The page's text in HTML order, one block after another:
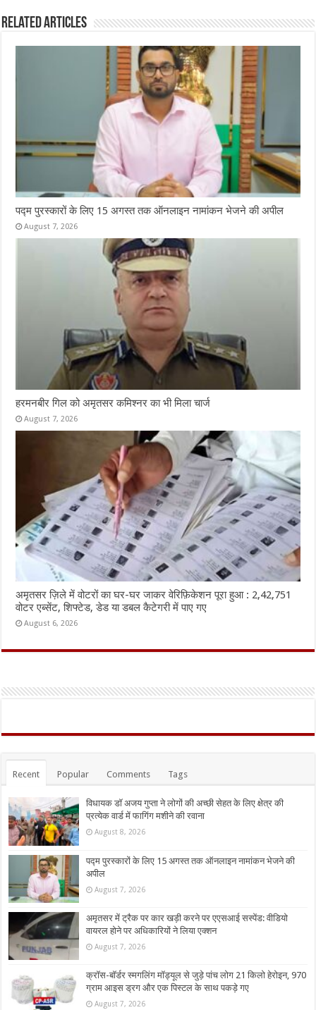
Related Articles
पद्म पुरस्कारों के लिए 15 अगस्त तक ऑनलाइन नामांकन भेजने की अपील
August 7, 2026
हरमनबीर गिल को अमृतसर कमिश्नर का भी मिला चार्ज
August 7, 2026
अमृतसर ज़िले में वोटरों का घर-घर जाकर वेरिफ़िकेशन पूरा हुआ : 2,42,751
वोटर एब्सेंट, शिफ्टेड, डेड या डबल कैटेगरी में पाए गए
August 6, 2026
Recent Popular Comments Tags
विधायक डॉ अजय गुप्ता ने लोगों की अच्छी सेहत के लिए क्षेत्र की
प्रत्येक वार्ड में फागिंग मशीने की रवाना
August 8, 2026
पद्म पुरस्कारों के लिए 15 अगस्त तक ऑनलाइन नामांकन भेजने की
अपील
August 7, 2026
अमृतसर में ट्रैक पर कार खड़ी करने पर एएसआई सस्पेंड: वीडियो
वायरल होने पर अधिकारियों ने लिया एक्शन
August 7, 2026
क्रॉस-बॉर्डर स्मगलिंग मॉड्यूल से जुड़े पांच लोग 21 किलो हेरोइन, 970
ग्राम आइस ड्रग और एक पिस्टल के साथ पकड़े गए
August 7, 2026